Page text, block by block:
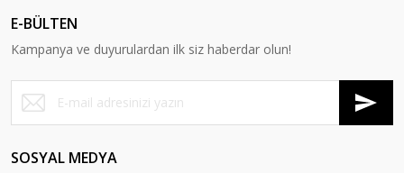
E-BÜLTEN
Kampanya ve duyurulardan ilk siz haberdar olun!
SOSYAL MEDYA